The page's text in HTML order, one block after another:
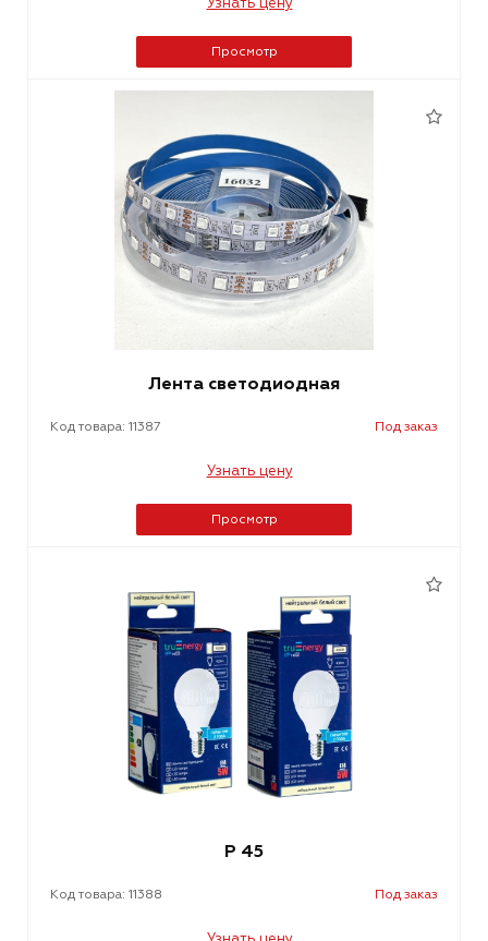
Просмотр
Лента светодиодная
Код товара: 11387 Под заказ
Узнать цену
Просмотр
P 45
Код товара: 11388 Под заказ